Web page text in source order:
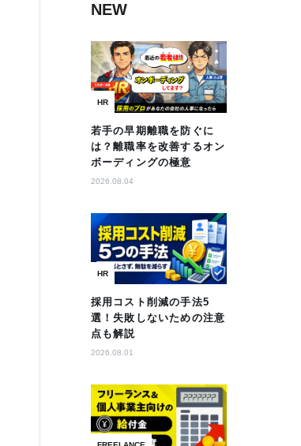
NEW
HR
若手の早期離職を防ぐに
は？離職率を改善するオン
ボーディングの極意
2026.08.04
HR
採用コスト削減の手法5
選！失敗しないための注意
点も解説
2026.08.01